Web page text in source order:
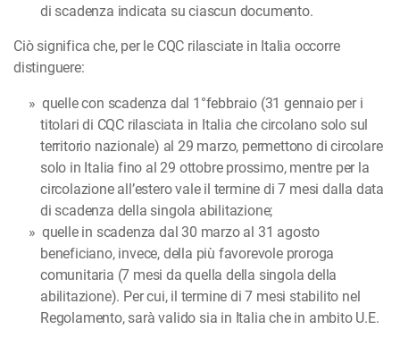
di scadenza indicata su ciascun documento.
Ciò significa che, per le CQC rilasciate in Italia occorre
distinguere:
quelle con scadenza dal 1°febbraio (31 gennaio per i
titolari di CQC rilasciata in Italia che circolano solo sul
territorio nazionale) al 29 marzo, permettono di circolare
solo in Italia fino al 29 ottobre prossimo, mentre per la
circolazione all’estero vale il termine di 7 mesi dalla data
di scadenza della singola abilitazione;
quelle in scadenza dal 30 marzo al 31 agosto
beneficiano, invece, della più favorevole proroga
comunitaria (7 mesi da quella della singola della
abilitazione). Per cui, il termine di 7 mesi stabilito nel
Regolamento, sarà valido sia in Italia che in ambito U.E.